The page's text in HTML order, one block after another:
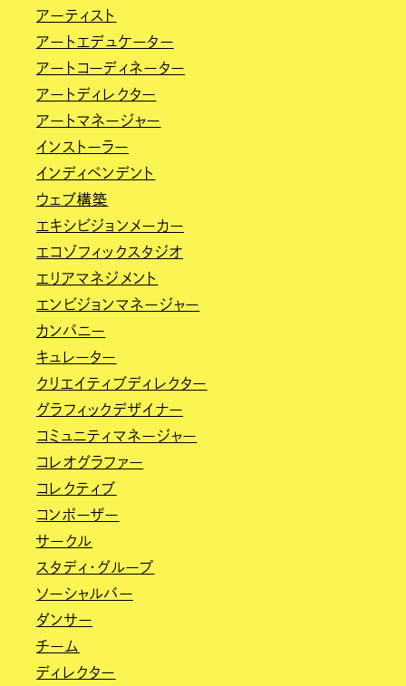
アーティスト
アートエデュケーター
アートコーディネーター
アートディレクター
アートマネージャー
インストーラー
インディペンデント
ウェブ構築
エキシビジョンメーカー
エコゾフィックスタジオ
エリアマネジメント
エンビジョンマネージャー
カンパニー
キュレーター
クリエイティブディレクター
グラフィックデザイナー
コミュニティマネージャー
コレオグラファー
コレクティブ
コンポーザー
サークル
スタディ・グループ
ソーシャルバー
ダンサー
チーム
ディレクター